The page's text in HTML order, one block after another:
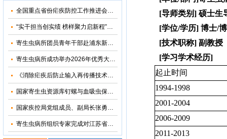
全国重点省份疟疾防控工作推进会在河南郑州召开
“实干担当创实绩 榜样聚力启新程”——寄生虫病所主题党日活动暨树立和践行正确政绩观学习教育专题党课
寄生虫病所团员青年干部赴浦东新区党风廉政教育基地参观学习
寄生虫病所成功举办2026年优秀大学生夏令营活动
《消除疟疾后防止输入再传播技术方案（修订版）》审定会在苏州顺利召开
国家寄生虫资源库钉螺与血吸虫保藏基地“十五五”发展规划暨五方共建工作研讨会在上海召开
国家疾控局党组成员、副局长张勇到寄生虫病所调研指导
寄生虫病所组织专家完成对江苏省和湖北省2026年疟疾再传播风险评估
[导师类别] 硕士生
[学位/学历] 博士/
[技术职称] 副教授
[学习学术经历]
起止时间
1994-1998
2001-2004
2006-2009
2011-2013